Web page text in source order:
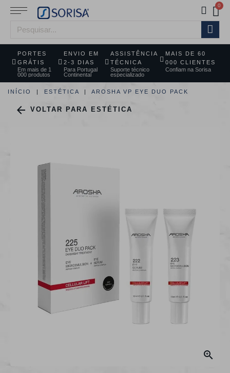
PORTES
GRÁTIS
Em mais de 1
000 produtos
ENVIO EM
2-3 DIAS
Para Portugal
Continental
ASSISTÊNCIA
TÉCNICA
Suporte técnico
especializado
MAIS DE 60
000 CLIENTES
Confiam na Sorisa
INÍCIO ESTÉTICA AROSHA VP EYE DUO PACK
 VOLTAR PARA ESTÉTICA
